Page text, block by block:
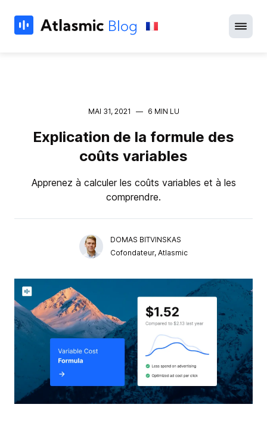
MAI 31, 2021 — 6 MIN LU
Explication de la formule des
coûts variables
Apprenez à calculer les coûts variables et à les
comprendre.
DOMAS BITVINSKAS
Cofondateur, Atlasmic